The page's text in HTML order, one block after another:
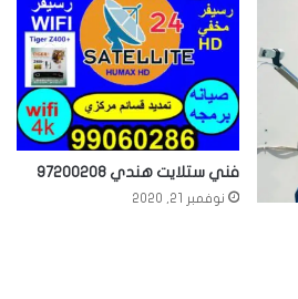
فني ستلايت هندي 97200208
نوفمبر 21, 2020